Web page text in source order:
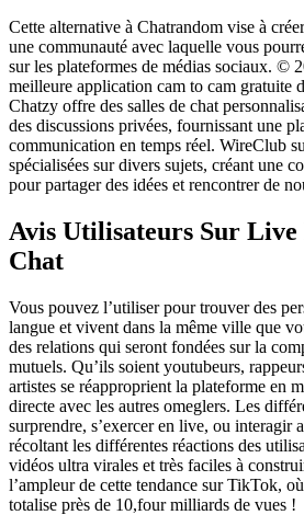
Cette alternative à Chatrandom vise à
une communauté avec laquelle vous
sur les plateformes de médias sociaux. ©
meilleure application cam to cam gratuite
Chatzy offre des salles de chat
des discussions privées, fournissant une
communication en temps réel. WireClub
spécialisées sur divers sujets, créant une
pour partager des idées et rencontrer de
Avis Utilisateurs Sur Live
Chat
Vous pouvez l’utiliser pour trouver des
langue et vivent dans la même ville que
des relations qui seront fondées sur la
mutuels. Qu’ils soient youtubeurs,
artistes se réapproprient la plateforme en
directe avec les autres omeglers. Les
surprendre, s’exercer en live, ou interagir
récoltant les différentes réactions des
vidéos ultra virales et très faciles à
l’ampleur de cette tendance sur TikTok,
totalise près de 10,four milliards de vues !